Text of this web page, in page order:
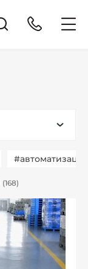
#автоматизація
(168)